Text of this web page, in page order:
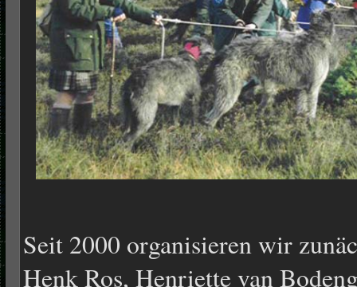
Seit 2000 organisieren wir
Henk Ros, Henriette van